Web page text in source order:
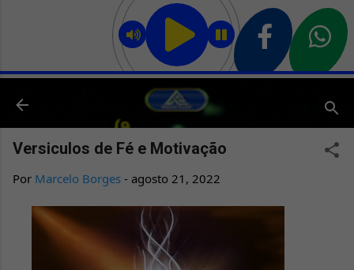
Pular para o conteúdo principal
Versiculos de Fé e Motivação
Por Marcelo Borges - agosto 21, 2022